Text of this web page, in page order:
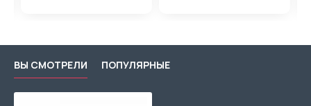
ВЫ СМОТРЕЛИ ПОПУЛЯРНЫЕ